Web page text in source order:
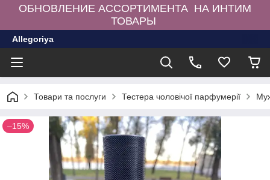
ОБНОВЛЕНИЕ АССОРТИМЕНТА НА ИНТИМ
ТОВАРЫ
Allegoriya
Товари та послуги Тестера чоловічої парфумерії
–15%